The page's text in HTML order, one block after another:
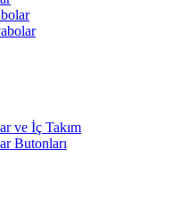
ve İç Takım
Butonları